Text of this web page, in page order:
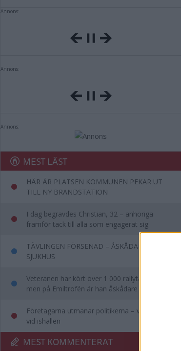
Annons:
Annons:
Annons:
MEST LÄST
HÄR ÄR PLATSEN KOMMUNEN PEKAR UT
TILL NY BRANDSTATION
I dag begravdes Christian, 32 – anhöriga
framför tack till alla som engagerat sig
TÄVLINGEN FÖRSENAD – ÅSKÅDARE TILL
SJUKHUS
Veteranen har kört över 1 000 rallytävlingar –
men på Emiltrofén är han åskådare
Företagarna utmanar politikerna – vill se dem
vid ishallen
MEST KOMMENTERAT